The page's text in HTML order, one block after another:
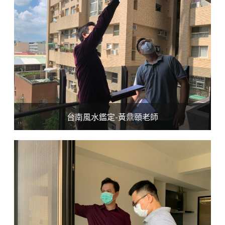
台南風水鑑定-黃鼎頤老師